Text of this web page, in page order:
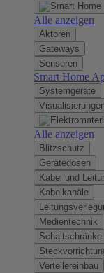
Alle anzeigen
Aktoren
Gateways
Sensoren
Smart Home
Systemgeräte
Alle anzeigen
Blitzschutz
Gerätedosen
Kabel und
Kabelkanäle
Medientechnik
Schaltschränke
Verteilereinbau